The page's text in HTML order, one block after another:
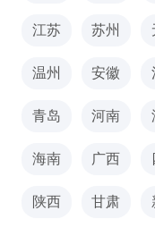
江苏 苏州
温州 安徽
青岛 河南
海南 广西
陕西 甘肃